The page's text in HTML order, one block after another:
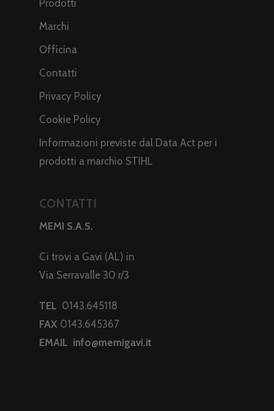
Prodotti
Marchi
Officina
Contatti
Privacy Policy
Cookie Policy
Informazioni previste dal Data Act per i
prodotti a marchio STIHL
CONTATTI
MEMI S.A.S.
Ci trovi a Gavi (AL) in
Via Serravalle 30 r/3
TEL 0143.645118
FAX 0143.645367
EMAIL info@memigavi.it